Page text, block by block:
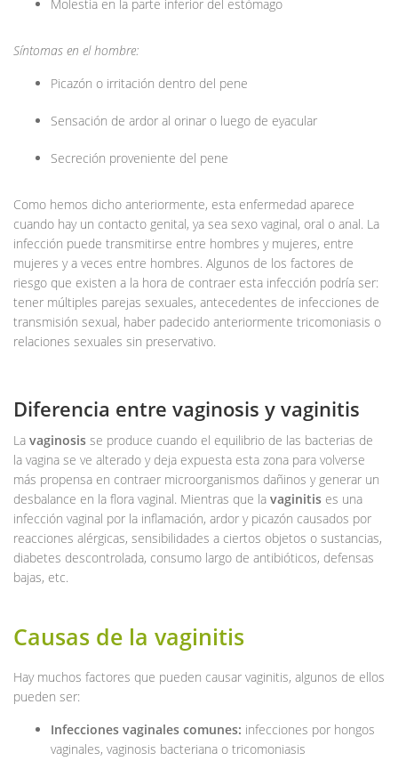
Molestia en la parte inferior del estómago
Síntomas en el hombre:
Picazón o irritación dentro del pene
Sensación de ardor al orinar o luego de eyacular
Secreción proveniente del pene
Como hemos dicho anteriormente, esta enfermedad aparece
cuando hay un contacto genital, ya sea sexo vaginal, oral o anal. La
infección puede transmitirse entre hombres y mujeres, entre
mujeres y a veces entre hombres. Algunos de los factores de
riesgo que existen a la hora de contraer esta infección podría ser:
tener múltiples parejas sexuales, antecedentes de infecciones de
transmisión sexual, haber padecido anteriormente tricomoniasis o
relaciones sexuales sin preservativo.
Diferencia entre vaginosis y vaginitis
La vaginosis se produce cuando el equilibrio de las bacterias de
la vagina se ve alterado y deja expuesta esta zona para volverse
más propensa en contraer microorganismos dañinos y generar un
desbalance en la flora vaginal. Mientras que la vaginitis es una
infección vaginal por la inflamación, ardor y picazón causados por
reacciones alérgicas, sensibilidades a ciertos objetos o sustancias,
diabetes descontrolada, consumo largo de antibióticos, defensas
bajas, etc.
Causas de la vaginitis
Hay muchos factores que pueden causar vaginitis, algunos de ellos
pueden ser:
Infecciones vaginales comunes: infecciones por hongos
vaginales, vaginosis bacteriana o tricomoniasis